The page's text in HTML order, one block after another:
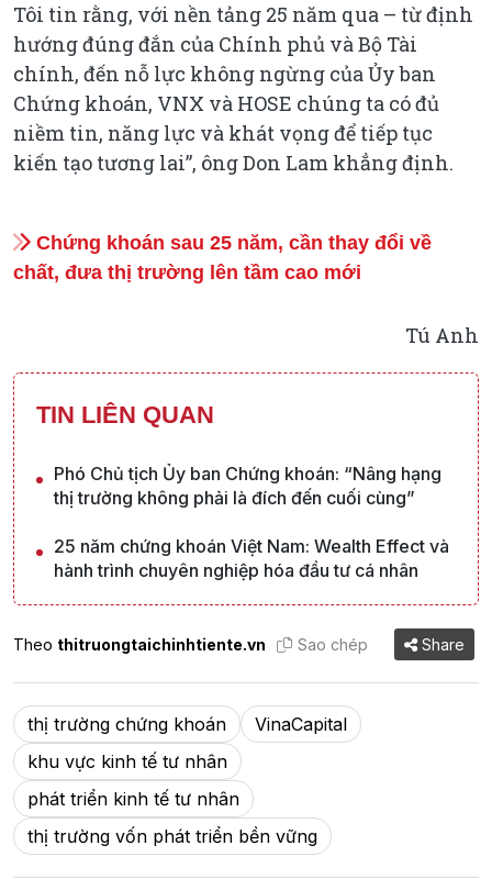
Tôi tin rằng, với nền tảng 25 năm qua – từ định
hướng đúng đắn của Chính phủ và Bộ Tài
chính, đến nỗ lực không ngừng của Ủy ban
Chứng khoán, VNX và HOSE chúng ta có đủ
niềm tin, năng lực và khát vọng để tiếp tục
kiến tạo tương lai”, ông Don Lam khẳng định.
Chứng khoán sau 25 năm, cần thay đổi về
chất, đưa thị trường lên tầm cao mới
Tú Anh
TIN LIÊN QUAN
Phó Chủ tịch Ủy ban Chứng khoán: “Nâng hạng
thị trường không phải là đích đến cuối cùng”
25 năm chứng khoán Việt Nam: Wealth Effect và
hành trình chuyên nghiệp hóa đầu tư cá nhân
Theo thitruongtaichinhtiente.vn Sao chép Share
thị trường chứng khoán
VinaCapital
khu vực kinh tế tư nhân
phát triển kinh tế tư nhân
thị trường vốn phát triển bền vững